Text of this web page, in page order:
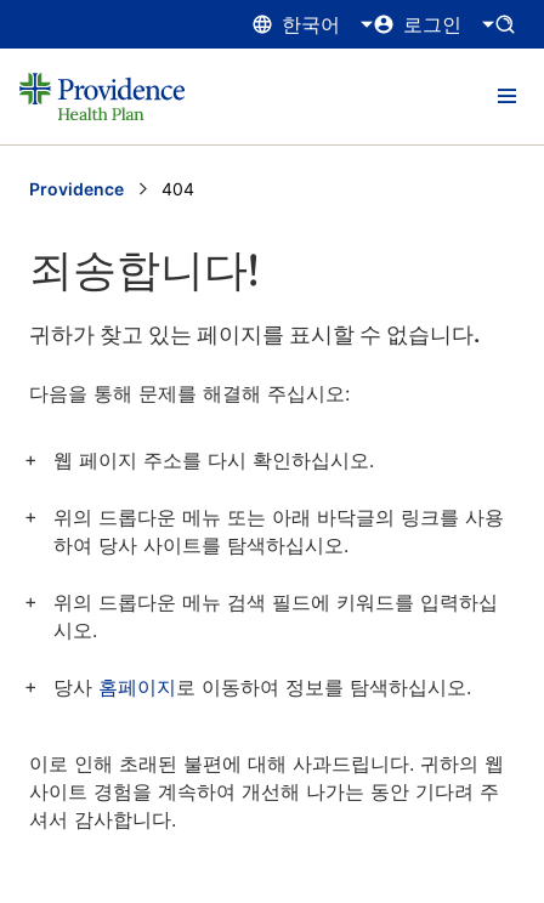
한국어 로그인
Providence Current:
404
죄송합니다!
귀하가 찾고 있는 페이지를 표시할 수 없습니다.
다음을 통해 문제를 해결해 주십시오:
웹 페이지 주소를 다시 확인하십시오.
위의 드롭다운 메뉴 또는 아래 바닥글의 링크를 사용
하여 당사 사이트를 탐색하십시오.
위의 드롭다운 메뉴 검색 필드에 키워드를 입력하십
시오.
당사 홈페이지로 이동하여 정보를 탐색하십시오.
이로 인해 초래된 불편에 대해 사과드립니다. 귀하의 웹
사이트 경험을 계속하여 개선해 나가는 동안 기다려 주
셔서 감사합니다.